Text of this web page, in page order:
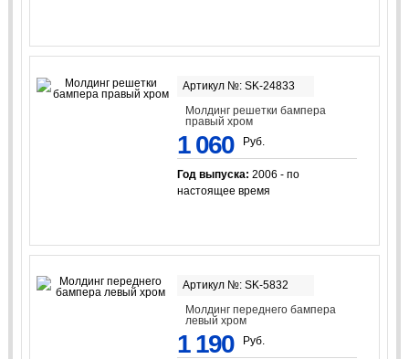
Артикул №: SK-24833
Молдинг решетки бампера
правый хром
1 060 Руб.
Год выпуска: 2006 - по
настоящее время
Артикул №: SK-5832
Молдинг переднего бампера
левый хром
1 190 Руб.